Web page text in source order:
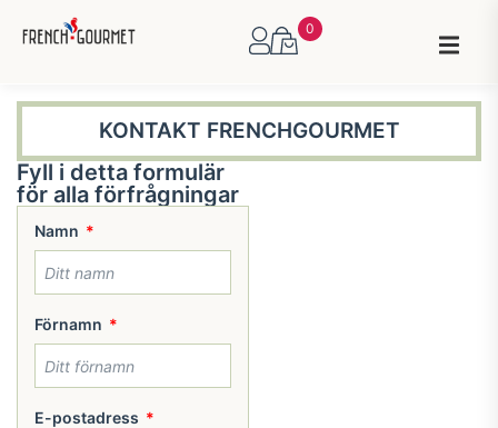
0
KONTAKT FRENCHGOURMET
Fyll i detta formulär
för alla förfrågningar
Namn
Förnamn
E-postadress